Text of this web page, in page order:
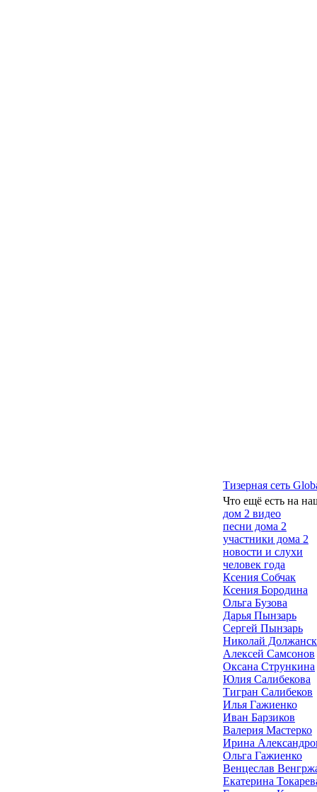
Тизерная сеть
Что ещё есть на
дом 2 видео
песни дома 2
участники дома 2
новости и слухи
человек года
Ксения Собчак
Ксения Бородина
Ольга Бузова
Дарья Пынзарь
Сергей Пынзарь
Николай
Алексей Самсонов
Оксана Стрункина
Юлия Салибекова
Тигран Салибеков
Илья Гажиенко
Иван Барзиков
Валерия Мастерко
Ирина
Ольга Гажиенко
Венцеслав
Екатерина